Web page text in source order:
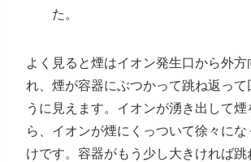
た。
よく見ると煙はイオン発生口から外方
れ、煙が容器にぶつかって跳ね返って
うに見えます。イオンが湧き出して
ら、イオンが煙にくっついて徐々に
けです。容器がもう少し大きければ跳